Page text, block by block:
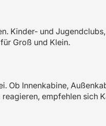
Kinder- und
Groß und Klein.
Ob Innenkabine,
empfehlen sich